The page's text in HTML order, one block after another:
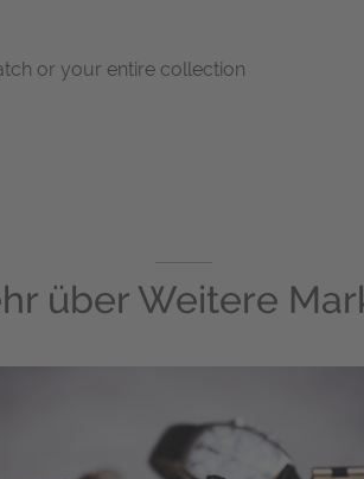
or your entire collection
über Weitere